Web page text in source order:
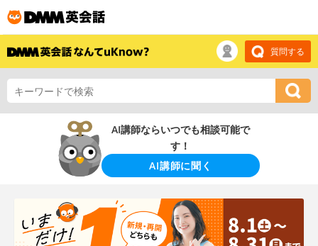
質問する
AI講師ならいつでも相談可能で
す！
AI講師に聞く